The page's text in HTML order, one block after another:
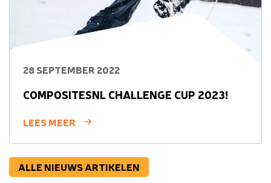
28 SEPTEMBER 2022
COMPOSITESNL CHALLENGE CUP 2023!
LEES MEER
ALLE NIEUWS ARTIKELEN